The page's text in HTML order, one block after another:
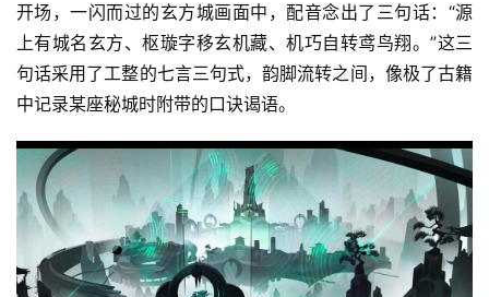
开场，一闪而过的玄方城画面中，配音念出了三句话：“源
上有城名玄方、枢璇字移玄机藏、机巧自转鸢鸟翔。”这三
句话采用了工整的七言三句式，韵脚流转之间，像极了古籍
中记录某座秘城时附带的口诀谒语。